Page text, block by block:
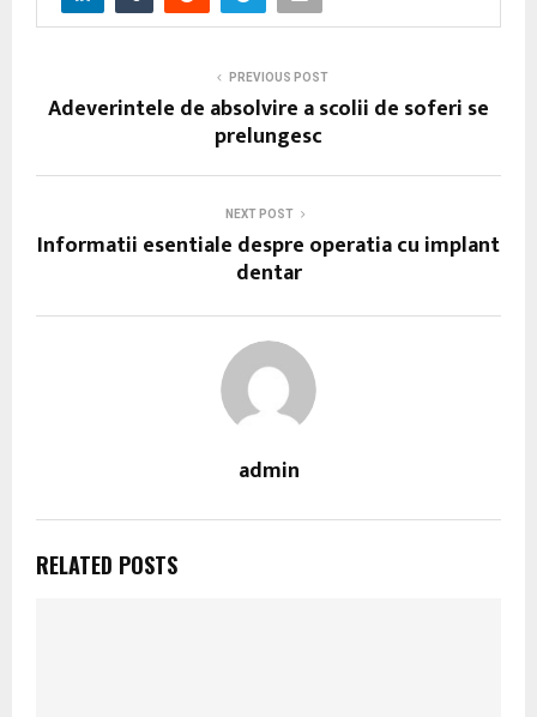
PREVIOUS POST
Adeverintele de absolvire a scolii de soferi se
prelungesc
NEXT POST
Informatii esentiale despre operatia cu implant
dentar
admin
RELATED POSTS